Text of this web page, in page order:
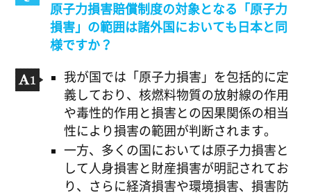
原子力損害賠償制度の対象となる「原子力
損害」の範囲は諸外国においても日本と同
様ですか？
我が国では「原子力損害」を包括的に定
義しており、核燃料物質の放射線の作用
や毒性的作用と損害との因果関係の相当
性により損害の範囲が判断されます。
一方、多くの国においては原子力損害と
して人身損害と財産損害が明記されてお
り、さらに経済損害や環境損害、損害防